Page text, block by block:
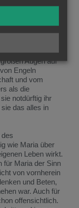
der Bote Gottes,
sie von keinem
das
als je eine Mutter
kann. Und die
diese Not bleibt
Augen auf
Engeln
und vom
als die
notdürftig ihr
das alles in
wie Maria über
Leben wirkt.
für Maria der Sinn
von vornherein
und Beten,
war. Auch für
offensichtlich.